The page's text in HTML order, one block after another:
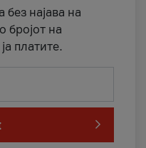
без најава на
бројот на
платите.